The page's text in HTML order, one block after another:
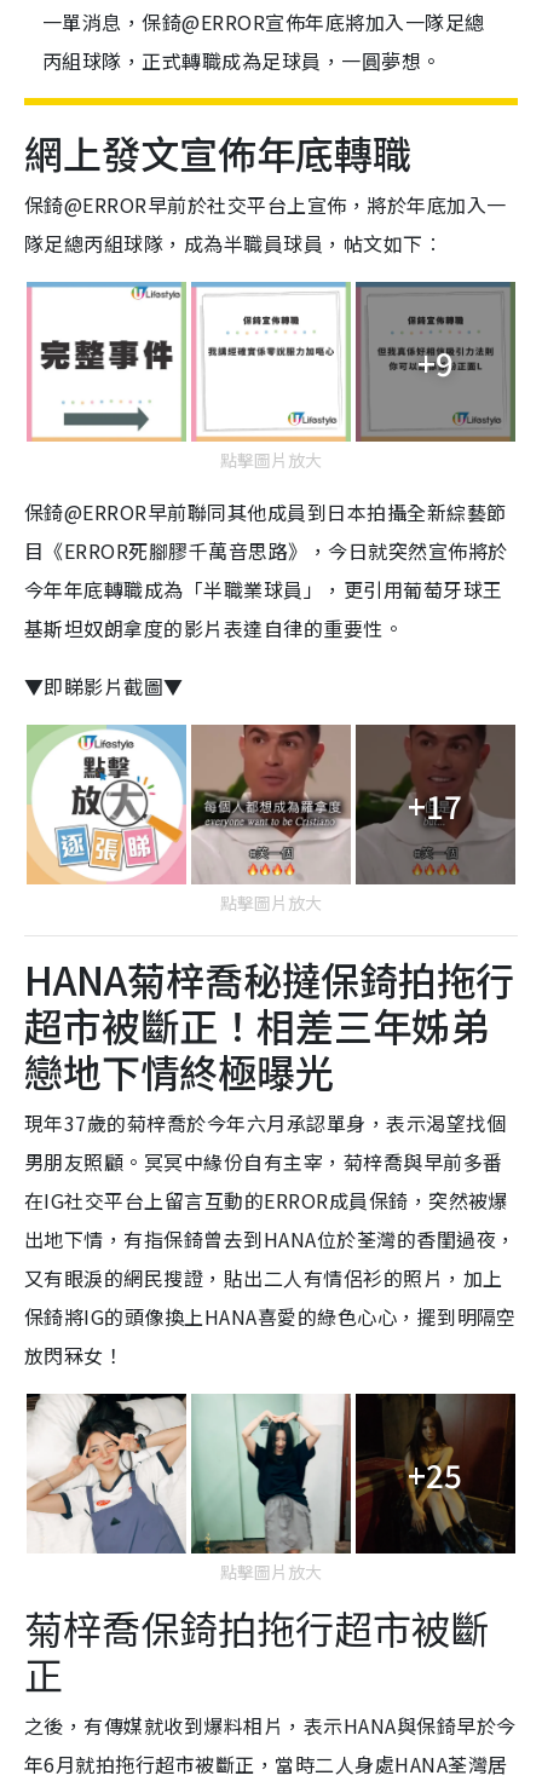
一單消息，保錡@ERROR宣佈年底將加入一隊足總
丙組球隊，正式轉職成為足球員，一圓夢想。
網上發文宣佈年底轉職
保錡@ERROR早前於社交平台上宣佈，將於年底加入一
隊足總丙組球隊，成為半職員球員，帖文如下︰
+9
點擊圖片放大
保錡@ERROR早前聯同其他成員到日本拍攝全新綜藝節
目《ERROR死腳膠千萬音思路》，今日就突然宣佈將於
今年年底轉職成為「半職業球員」，更引用葡萄牙球王
基斯坦奴朗拿度的影片表達自律的重要性。
▼即睇影片截圖▼
+17
點擊圖片放大
HANA菊梓喬秘撻保錡拍拖行
超市被斷正！相差三年姊弟
戀地下情終極曝光
現年37歲的菊梓喬於今年六月承認單身，表示渴望找個
男朋友照顧。冥冥中緣份自有主宰，菊梓喬與早前多番
在IG社交平台上留言互動的ERROR成員保錡，突然被爆
出地下情，有指保錡曾去到HANA位於荃灣的香閨過夜，
又有眼淚的網民搜證，貼出二人有情侶衫的照片，加上
保錡將IG的頭像換上HANA喜愛的綠色心心，擺到明隔空
放閃冧女！
+25
點擊圖片放大
菊梓喬保錡拍拖行超市被斷
正
之後，有傳媒就收到爆料相片，表示HANA與保錡早於今
年6月就拍拖行超市被斷正，當時二人身處HANA荃灣居